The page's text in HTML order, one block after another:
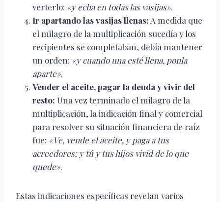
verterlo: «y echa en todas las vasijas».
Ir apartando las vasijas llenas: A medida que
el milagro de la multiplicación sucedía y los
recipientes se completaban, debía mantener
un orden: «y cuando una esté llena, ponla
aparte».
Vender el aceite, pagar la deuda y vivir del
resto: Una vez terminado el milagro de la
multiplicación, la indicación final y comercial
para resolver su situación financiera de raíz
fue: «Ve, vende el aceite, y paga a tus
acreedores; y tú y tus hijos vivid de lo que
quede».
Estas indicaciones específicas revelan varios